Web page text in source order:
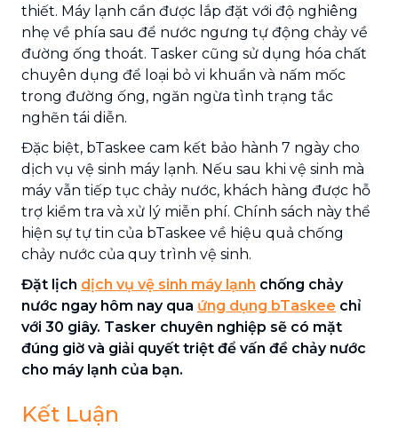
thiết. Máy lạnh cần được lắp đặt với độ nghiêng
nhẹ về phía sau để nước ngưng tự động chảy về
đường ống thoát. Tasker cũng sử dụng hóa chất
chuyên dụng để loại bỏ vi khuẩn và nấm mốc
trong đường ống, ngăn ngừa tình trạng tắc
nghẽn tái diễn.
Đặc biệt, bTaskee cam kết bảo hành 7 ngày cho
dịch vụ vệ sinh máy lạnh. Nếu sau khi vệ sinh mà
máy vẫn tiếp tục chảy nước, khách hàng được hỗ
trợ kiểm tra và xử lý miễn phí. Chính sách này thể
hiện sự tự tin của bTaskee về hiệu quả chống
chảy nước của quy trình vệ sinh.
Đặt lịch dịch vụ vệ sinh máy lạnh chống chảy
nước ngay hôm nay qua ứng dụng bTaskee chỉ
với 30 giây. Tasker chuyên nghiệp sẽ có mặt
đúng giờ và giải quyết triệt để vấn đề chảy nước
cho máy lạnh của bạn.
Kết Luận